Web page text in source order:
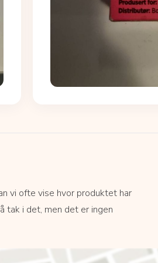
vi ofte vise hvor produktet har
tak i det, men det er ingen